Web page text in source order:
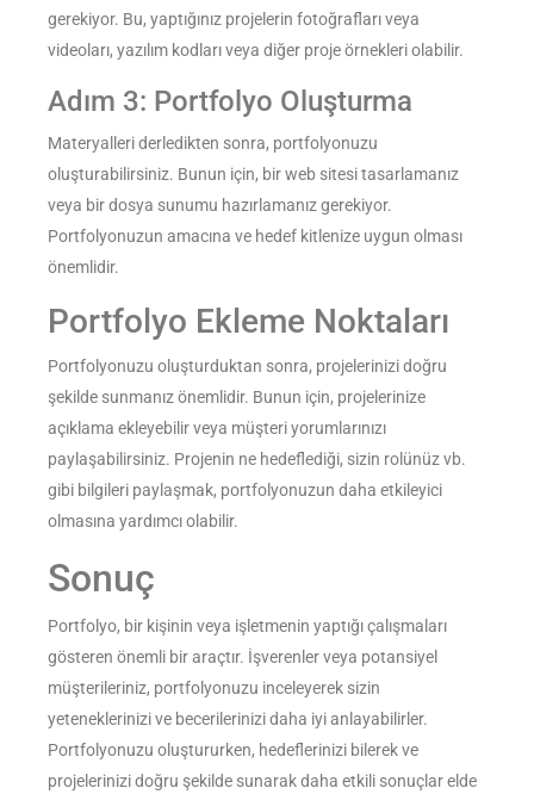
gerekiyor. Bu, yaptığınız projelerin fotoğrafları veya
videoları, yazılım kodları veya diğer proje örnekleri olabilir.
Adım 3: Portfolyo Oluşturma
Materyalleri derledikten sonra, portfolyonuzu
oluşturabilirsiniz. Bunun için, bir web sitesi tasarlamanız
veya bir dosya sunumu hazırlamanız gerekiyor.
Portfolyonuzun amacına ve hedef kitlenize uygun olması
önemlidir.
Portfolyo Ekleme Noktaları
Portfolyonuzu oluşturduktan sonra, projelerinizi doğru
şekilde sunmanız önemlidir. Bunun için, projelerinize
açıklama ekleyebilir veya müşteri yorumlarınızı
paylaşabilirsiniz. Projenin ne hedeflediği, sizin rolünüz vb.
gibi bilgileri paylaşmak, portfolyonuzun daha etkileyici
olmasına yardımcı olabilir.
Sonuç
Portfolyo, bir kişinin veya işletmenin yaptığı çalışmaları
gösteren önemli bir araçtır. İşverenler veya potansiyel
müşterileriniz, portfolyonuzu inceleyerek sizin
yeteneklerinizi ve becerilerinizi daha iyi anlayabilirler.
Portfolyonuzu oluştururken, hedeflerinizi bilerek ve
projelerinizi doğru şekilde sunarak daha etkili sonuçlar elde